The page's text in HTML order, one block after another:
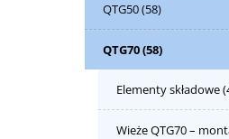
QTG50(58)
QTG70(58)
Elementy składowe
Wieże QTG70 –